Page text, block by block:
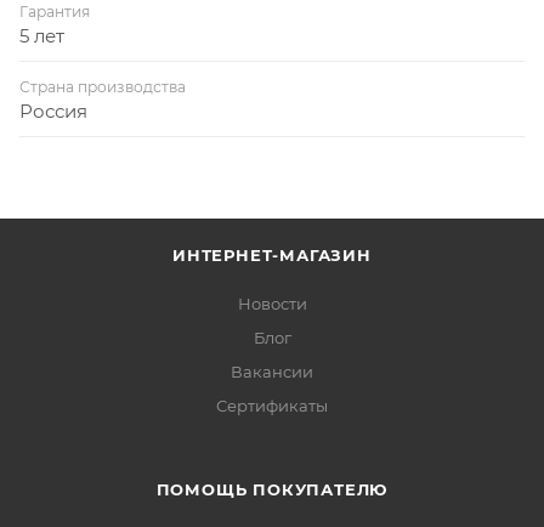
Гарантия
5 лет
Страна производства
Россия
ИНТЕРНЕТ-МАГАЗИН
Новости
Блог
Вакансии
Сертификаты
ПОМОЩЬ ПОКУПАТЕЛЮ